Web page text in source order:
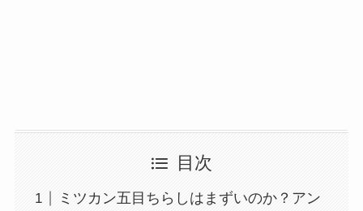
目次
ミツカン五目ちらしはまずいのか？アン